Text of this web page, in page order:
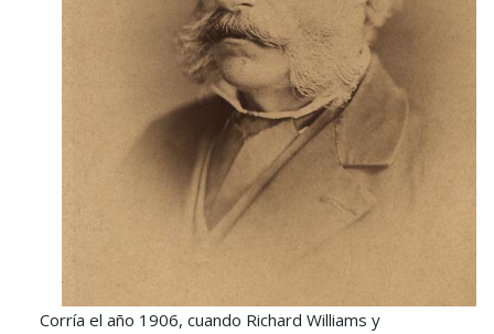
Corría el año 1906, cuando Richard Williams y